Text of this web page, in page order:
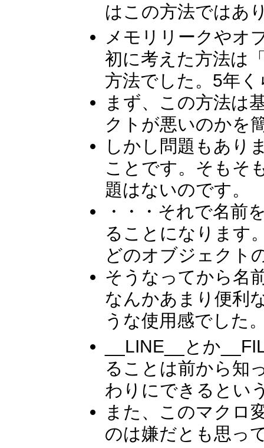
はこの方法ではあ
メモリリークやオ
初に考えた方法は
方法でした。5年
まず、この方法は
クトが悪いのかを
しかし問題もあり
ことです。そもそ
題はないのです。
・・・それで名前
ることになります
どのオブジェクト
そうなってから名
なんかあまり便利
うな使用感でした
__LINE__とか
ることは前から知
わりにできるとい
また、このマクロ
のは嫌だとも思っ